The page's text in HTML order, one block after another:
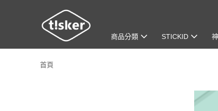
商品分類 STICKID
首頁